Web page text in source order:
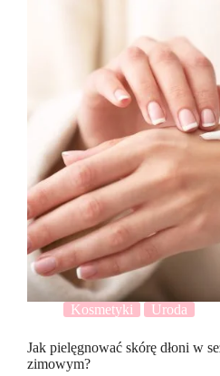
Kosmetyki Uroda
Jak pielęgnować skórę dłoni w
zimowym?